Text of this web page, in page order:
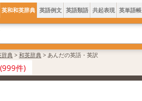
英和和英辞典 英語例文 英語類語 共起表現 英単語帳
辞典 > 和英辞典 > あんだの英語・英訳
(999件)